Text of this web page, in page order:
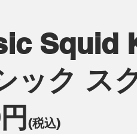
Squid
ック ス
(税込)